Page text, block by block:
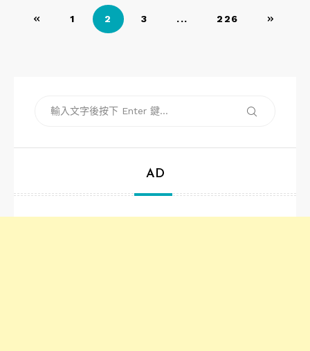
1 2 3 ... 226
搜
AD